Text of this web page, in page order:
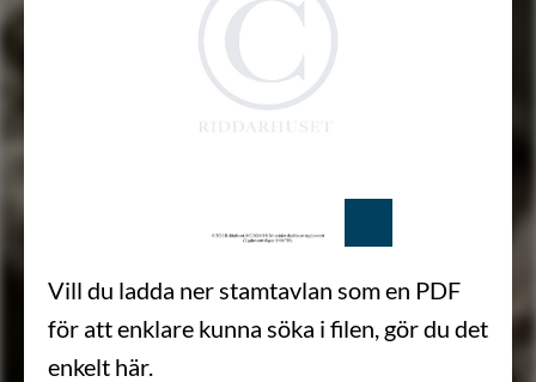
Vill du ladda ner stamtavlan som en PDF
för att enklare kunna söka i filen, gör du det
enkelt här.